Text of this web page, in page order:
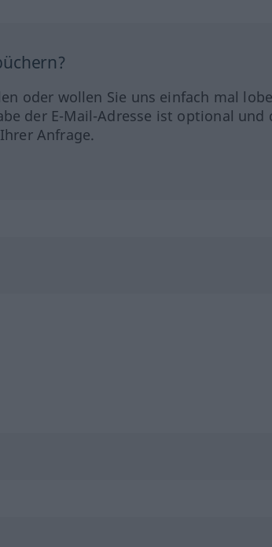
oder wollen Sie uns einfach mal
der E-Mail-Adresse ist optional und
Anfrage.